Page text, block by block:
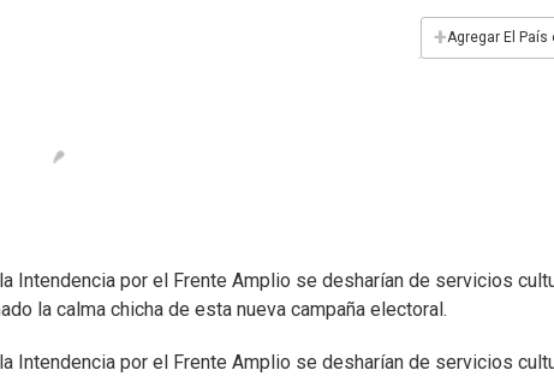
+Agregar El País
Intendencia por el Frente Amplio se desharían de servicios
la calma chicha de esta nueva campaña electoral.
Intendencia por el Frente Amplio se desharían de servicios